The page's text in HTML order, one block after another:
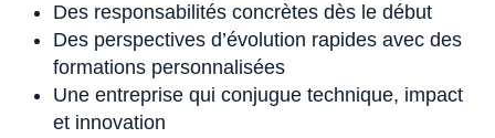
Des responsabilités concrètes dès le début
Des perspectives d’évolution rapides avec des
formations personnalisées
Une entreprise qui conjugue technique, impact
et innovation